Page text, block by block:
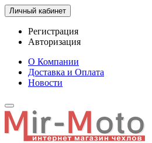
Личный кабинет
Регистрация
Авторизация
О Компании
Доставка и Оплата
Новости